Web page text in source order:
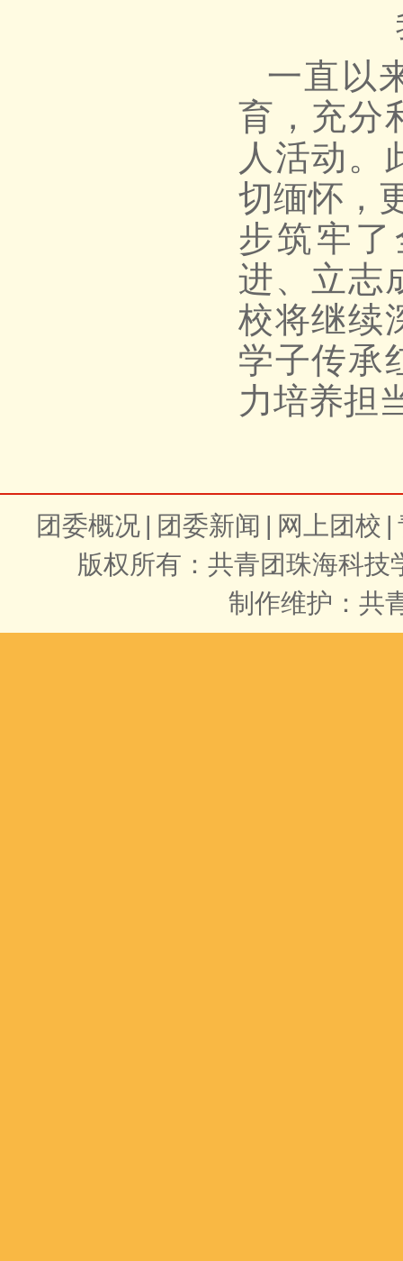
一直以
育，充分
人活动。
切缅怀，
步筑牢
进、立志
校将继续
学子传承
力培养担
团委概况 | 团委新闻 | 网上团校 |
版权所有：共青团珠海科
制作维护：共